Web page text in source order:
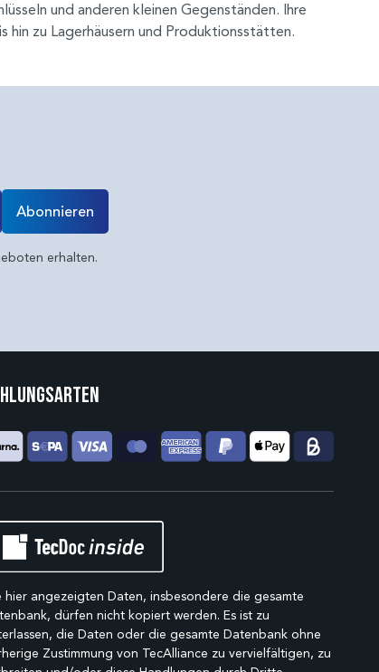
und anderen kleinen Gegenständen. Ihre
hin zu Lagerhäusern und Produktionsstätten.
Abonnieren
erhalten.
hier angezeigten Daten, insbesondere die gesamte
dürfen nicht kopiert werden. Es ist zu
die Daten oder die gesamte Datenbank ohne
Zustimmung von TecAlliance zu vervielfältigen, zu